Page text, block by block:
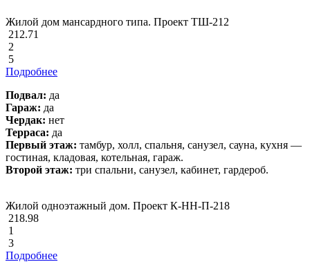
Жилой дом мансардного типа. Проект ТШ-212
212.71
2
5
Подробнее
Подвал: да
Гараж: да
Чердак: нет
Терраса: да
Первый этаж: тамбур, холл, спальня, санузел, сауна, кухня —
гостиная, кладовая, котельная, гараж.
Второй этаж: три спальни, санузел, кабинет, гардероб.
Жилой одноэтажный дом. Проект К-НН-П-218
218.98
1
3
Подробнее